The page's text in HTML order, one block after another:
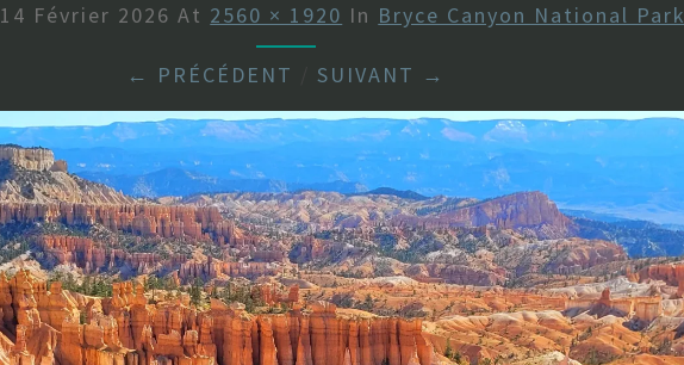
14 Février 2026 At 2560 × 1920 In Bryce Canyon National Park
← PRÉCÉDENT SUIVANT →